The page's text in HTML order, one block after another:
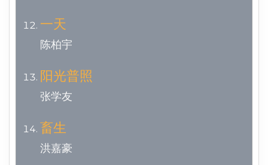
一天
陈柏宇
阳光普照
张学友
畜生
洪嘉豪